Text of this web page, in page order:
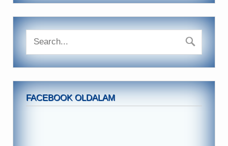
FACEBOOK OLDALAM